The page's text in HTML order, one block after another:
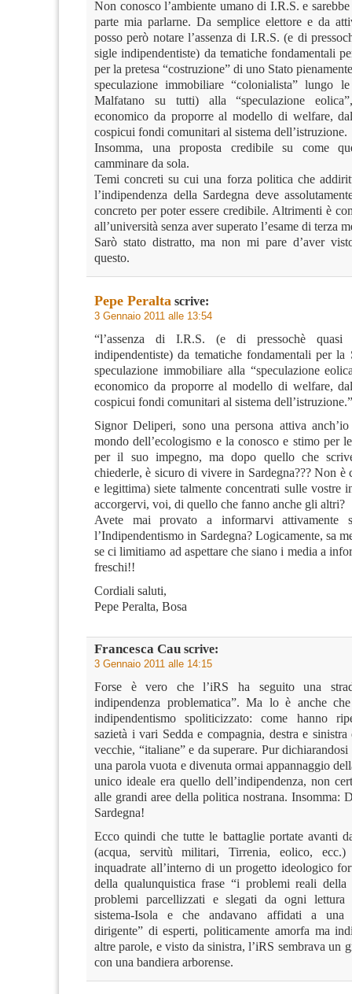
Non conosco l’ambiente umano di I.R.S. e
parte mia parlarne. Da semplice elettore e da
posso però notare l’assenza di I.R.S. (e di
sigle indipendentiste) da tematiche fondamentali
per la pretesa “costruzione” di uno Stato
speculazione immobiliare “colonialista” lungo
Malfatano su tutti) alla “speculazione
economico da proporre al modello di welfare,
cospicui fondi comunitari al sistema dell’istruzione.
Insomma, una proposta credibile su come
camminare da sola.
Temi concreti su cui una forza politica che
l’indipendenza della Sardegna deve
concreto per poter essere credibile. Altrimenti è
all’università senza aver superato l’esame di terza
Sarò stato distratto, ma non mi pare d’aver
questo.
Pepe Peralta scrive:
3 Gennaio 2011 alle 13:54
“l’assenza di I.R.S. (e di pressochè
indipendentiste) da tematiche fondamentali per la
speculazione immobiliare alla “speculazione
economico da proporre al modello di welfare,
cospicui fondi comunitari al sistema dell’istruzione.”
Signor Deliperi, sono una persona attiva
mondo dell’ecologismo e la conosco e stimo per
per il suo impegno, ma dopo quello che
chiederle, è sicuro di vivere in Sardegna??? Non è
e legittima) siete talmente concentrati sulle vostre
accorgervi, voi, di quello che fanno anche gli altri?
Avete mai provato a informarvi
l’Indipendentismo in Sardegna? Logicamente, sa
se ci limitiamo ad aspettare che siano i media a
freschi!!
Cordiali saluti,
Pepe Peralta, Bosa
Francesca Cau scrive:
3 Gennaio 2011 alle 14:15
Forse è vero che l’iRS ha seguito una
indipendenza problematica”. Ma lo è anche
indipendentismo spoliticizzato: come hanno
sazietà i vari Sedda e compagnia, destra e sinistra
vecchie, “italiane” e da superare. Pur dichiarandosi
una parola vuota e divenuta ormai appannaggio
unico ideale era quello dell’indipendenza, non
alle grandi aree della politica nostrana. Insomma:
Sardegna!
Ecco quindi che tutte le battaglie portate avanti
(acqua, servitù militari, Tirrenia, eolico, ecc.)
inquadrate all’interno di un progetto ideologico
della qualunquistica frase “i problemi reali della
problemi parcellizzati e slegati da ogni lettura
sistema-Isola e che andavano affidati a una
dirigente” di esperti, politicamente amorfa ma
altre parole, e visto da sinistra, l’iRS sembrava un
con una bandiera arborense.